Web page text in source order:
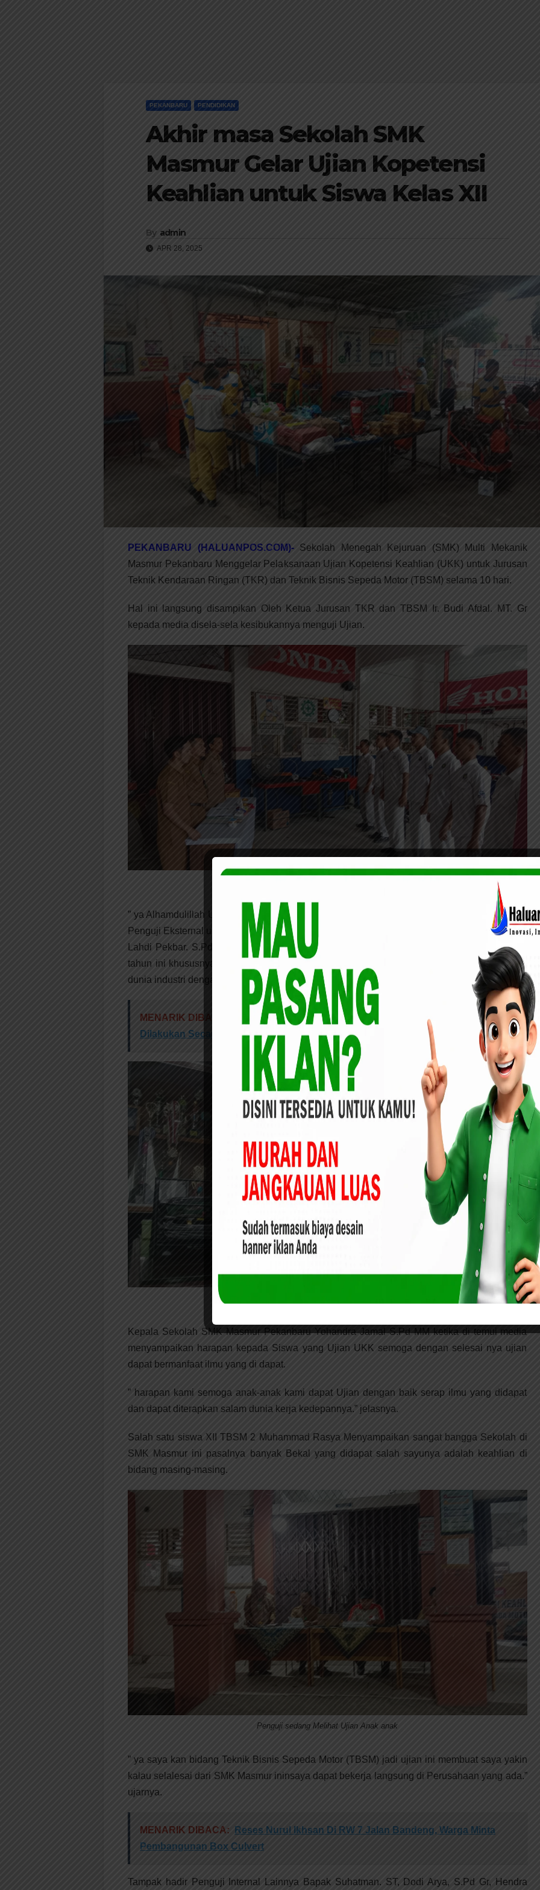
PEKANBARU PENDIDIKAN
Akhir masa Sekolah SMK
Masmur Gelar Ujian Kopetensi
Keahlian untuk Siswa Kelas XII
By admin
APR 28, 2025
PEKANBARU (HALUANPOS.COM)-
Sekolah Menegah Kejuruan (SMK) Multi Mekanik
Masmur Pekanbaru Menggelar Pelaksanaan Ujian Kopetensi Keahlian (UKK) untuk Jurusan
Teknik Kendaraan Ringan (TKR) dan Teknik Bisnis Sepeda Motor (TBSM) selama 10 hari.
Hal ini langsung disampikan Oleh Ketua Jurusan TKR dan TBSM Ir. Budi Afdal. MT. Gr
kepada media disela-sela kesibukannya menguji Ujian.
” ya Alhamdulillah Ujian UKK kita berjalan dengan lancar sampai saat ini, kita menghadirkan
Penguji Eksternal untuk TKR Bapak Mishari dari PT. Agung Toyota dan Penguji TBSM Bapak
Lahdi Pekbar. S.Pd Dari PT. CDN Honda, ya harapan kita semoga lulusan SMK MASMUR
tahun ini khususnya jurusan TKR dan TBSM bisa diterima di perusahaan dan dunia usaha
dunia industri dengan baik.” kata Ir. Budi Afdal, senin (28/4/2025).
MENARIK DIBACA:
H Ervan; Kritik Disdik Pekanbaru Karena PPDB Tingkat SD
Dilakukan Secara Online
Kepala Sekolah SMK Masmur Pekanbaru Yohandra Jamal S.Pd MM ketika di temui media
menyampaikan harapan kepada Siswa yang Ujian UKK semoga dengan selesai nya ujian
dapat bermanfaat ilmu yang di dapat.
” harapan kami semoga anak-anak kami dapat Ujian dengan baik serap ilmu yang didapat
dan dapat diterapkan salam dunia kerja kedepannya.” jelasnya.
Salah satu siswa XII TBSM 2 Muhammad Rasya Menyampaikan sangat bangga Sekolah di
SMK Masmur ini pasalnya banyak Bekal yang didapat salah sayunya adalah keahlian di
bidang masing-masing.
Penguji sedang Melihat Ujian Anak anak
” ya saya kan bidang Teknik Bisnis Sepeda Motor (TBSM) jadi ujian ini membuat saya yakin
kalau selalesai dari SMK Masmur ininsaya dapat bekerja langsung di Perusahaan yang ada.”
ujarnya.
MENARIK DIBACA:
Reses Nurul Ikhsan Di RW 7 Jalan Bandeng, Warga Minta
Pembangunan Box Culvert
Tampak hadir Penguji Internal Lainnya Bapak Suhatman. ST, Dodi Arya, S.Pd Gr, Hendra